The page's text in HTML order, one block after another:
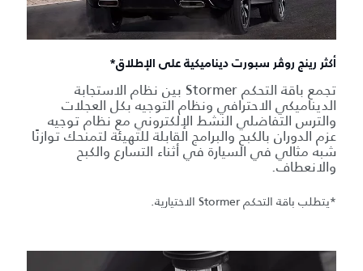
أكثر رينج روڤر سبورت ديناميكية على الإطلاق*
تجمع باقة التحكم Stormer بين نظام الاستجابة
الديناميكي الاحترافي ونظام التوجيه بكل العجلات
والترس التفاضلي النشط الإلكتروني مع نظام توجيه
عزم الدوران بالكبح والبرامج القابلة للتهيئة لتمنحك توازنًا
شبه مثالي في السيارة في أثناء التسارع والكبح
والانعطاف.
*يتطلب باقة التحكم Stormer الاختيارية.